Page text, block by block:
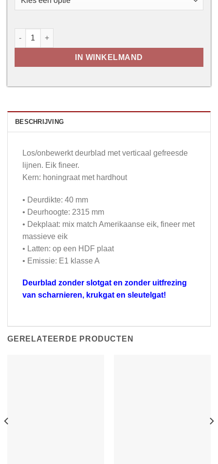
Onbewerkt deurblad - Eik Country aantal
IN WINKELMAND
BESCHRIJVING
Los/onbewerkt deurblad met verticaal gefreesde
lijnen. Eik fineer.
Kern: honingraat met hardhout
• Deurdikte: 40 mm
• Deurhoogte: 2315 mm
• Dekplaat: mix match Amerikaanse eik, fineer met
massieve eik
• Latten: op een HDF plaat
• Emissie: E1 klasse A
Deurblad zonder slotgat en zonder uitfrezing
van scharnieren, krukgat en sleutelgat!
GERELATEERDE PRODUCTEN